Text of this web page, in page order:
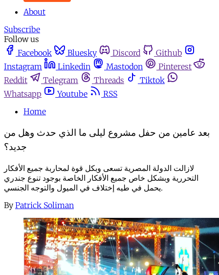
About
Subscribe
Follow us
Facebook
Bluesky Discord
Github
Instagram
Linkedin Mastodon
Pinterest
Reddit
Telegram Threads
Tiktok
Whatsapp
Youtube
RSS
Home
بعد عامين من حفل مشروع ليلى ما الذي حدث وهل من
جديد؟
لازالت الدولة المصرية تسعى وبكل قوة لمحاربة جميع الأفكار
التحررية وبشكل خاص جميع الأفكار الخاصة بوجود تنوع جندري
يحمل في طيه إختلاف في الميول والتوجه الجنسي.
By Patrick Soliman